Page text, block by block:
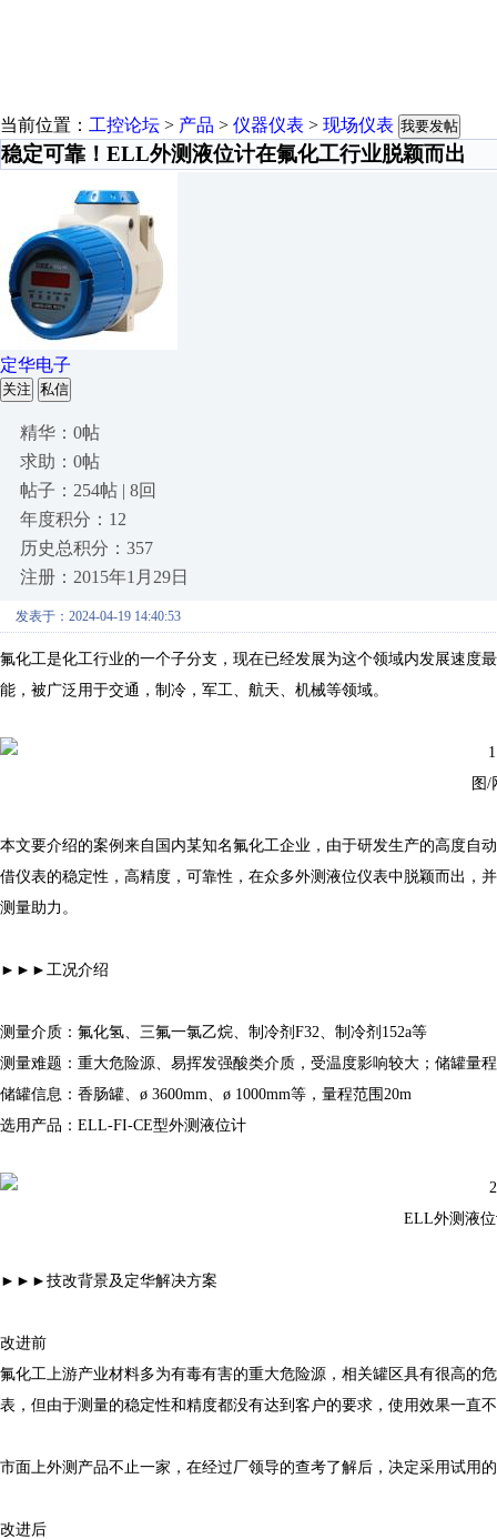
当前位置： 工控论坛 > 产品 > 仪器仪表 > 现场仪表 我要发帖
稳定可靠！ELL外测液位计在氟化工行业脱颖而出
定华电子
关注 私信
精华：0帖
求助：0帖
帖子：254帖 | 8回
年度积分：12
历史总积分：357
注册：2015年1月29日
发表于：2024-04-19 14:40:53
氟化工是化工行业的一个子分支，现在已经发展为这个领域内发展速度
能，被广泛用于交通，制冷，军工、航天、机械等领域。
图/
本文要介绍的案例来自国内某知名氟化工企业，由于研发生产的高度自
借仪表的稳定性，高精度，可靠性，在众多外测液位仪表中脱颖而出，
测量助力。
►►►工况介绍
测量介质：氟化氢、三氟一氯乙烷、制冷剂F32、制冷剂152a等
测量难题：重大危险源、易挥发强酸类介质，受温度影响较大；储罐量
储罐信息：香肠罐、ø 3600mm、ø 1000mm等，量程范围20m
选用产品：ELL-FI-CE型外测液位计
ELL外测液
►►►技改背景及定华解决方案
改进前
氟化工上游产业材料多为有毒有害的重大危险源，相关罐区具有很高的
表，但由于测量的稳定性和精度都没有达到客户的要求，使用效果一直
市面上外测产品不止一家，在经过厂领导的查考了解后，决定采用试用
改进后